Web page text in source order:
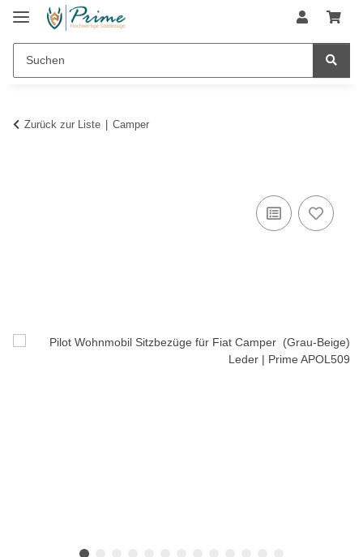
Zurück zur Liste Camper